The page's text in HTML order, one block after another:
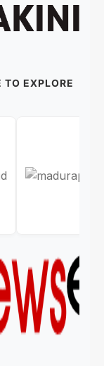
EXPLORE